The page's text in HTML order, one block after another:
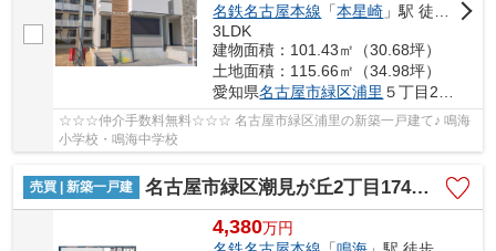
名鉄名古屋本線 「本星崎 」駅 徒歩9分
3LDK
建物面積：101.43㎡（30.68坪）
土地面積：115.66㎡（34.98坪）
愛知県名古屋市緑区浦里 ５丁目209-1
☆☆☆仲介手数料無料☆☆☆ 名古屋市緑区浦里の新築一戸建て♪ 鳴海
小学校・鳴海中学校
売買 | 新築一戸建 名古屋市緑区潮見が丘2丁目174【仲介手数料無料】新築一戸建 1号棟
4,380万円